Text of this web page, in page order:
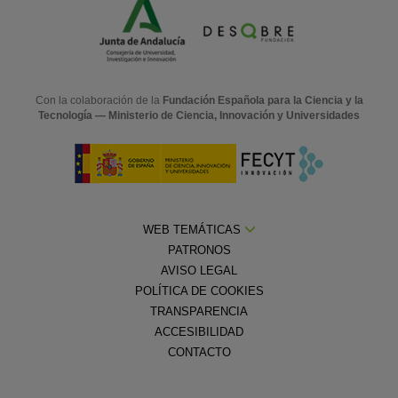
Con la colaboración de la Fundación Española para la Ciencia y la
Tecnología — Ministerio de Ciencia, Innovación y Universidades
WEB TEMÁTICAS
PATRONOS
AVISO LEGAL
POLÍTICA DE COOKIES
TRANSPARENCIA
ACCESIBILIDAD
CONTACTO